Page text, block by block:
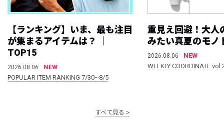
【ランキング】いま、最も注目
が集まるアイテムは？ ｜
TOP15
2026.08.06
NEW
POPULAR ITEM RANKING 7/30~8/5
重見え回避！大人
みたい真夏のモノ
2026.08.06
NEW
WEEKLY COORDINATE
すべて見る